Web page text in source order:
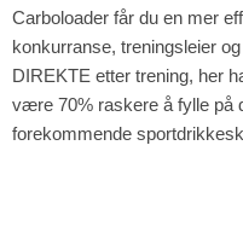
Carboloader får du en mer
konkurranse, treningsleier
DIREKTE etter trening, her
være 70% raskere å fylle på
forekommende